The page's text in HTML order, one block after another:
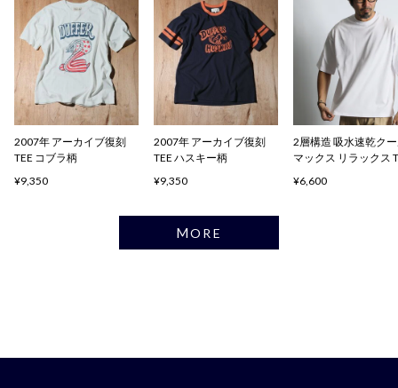
2007年 アーカイブ復刻
TEE コブラ柄
¥9,350
2007年 アーカイブ復刻
TEE ハスキー柄
¥9,350
2層構造 吸水速乾ク
マックス リラックス
¥6,600
MORE